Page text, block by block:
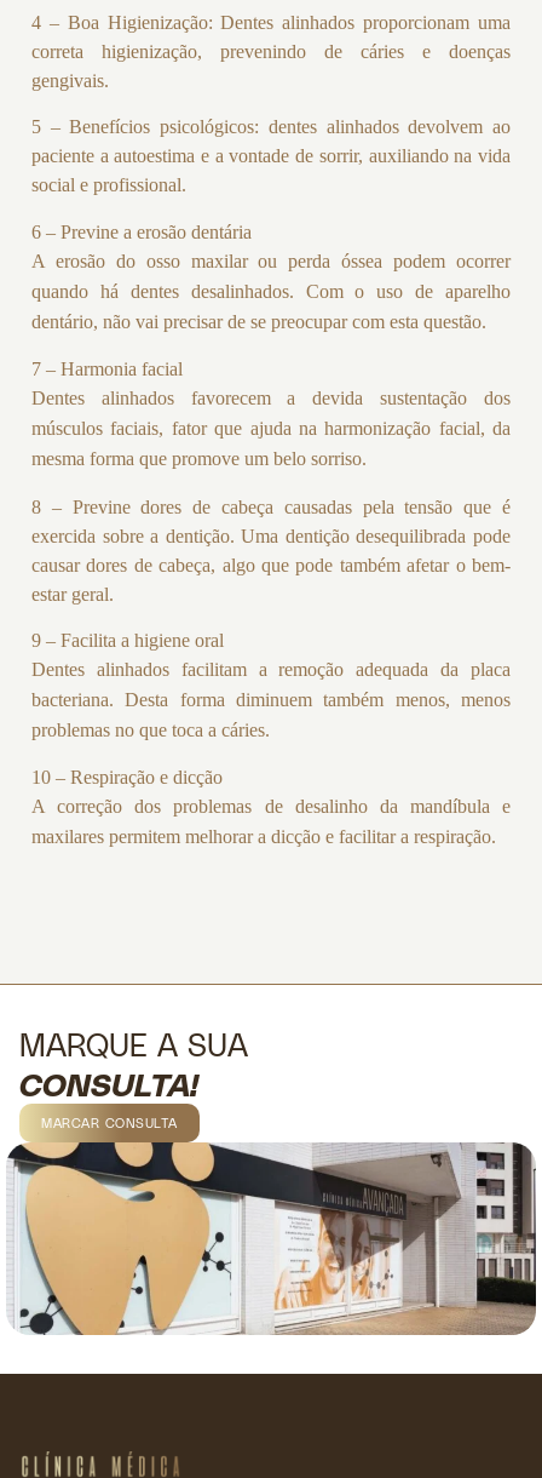
4 – Boa Higienização: Dentes alinhados proporcionam uma
correta higienização, prevenindo de cáries e doenças
gengivais.
5 – Benefícios psicológicos: dentes alinhados devolvem ao
paciente a autoestima e a vontade de sorrir, auxiliando na vida
social e profissional.
6 – Previne a erosão dentária
A erosão do osso maxilar ou perda óssea podem ocorrer
quando há dentes desalinhados. Com o uso de aparelho
dentário, não vai precisar de se preocupar com esta questão.
7 – Harmonia facial
Dentes alinhados favorecem a devida sustentação dos
músculos faciais, fator que ajuda na harmonização facial, da
mesma forma que promove um belo sorriso.
8 – Previne dores de cabeça causadas pela tensão que é
exercida sobre a dentição. Uma dentição desequilibrada pode
causar dores de cabeça, algo que pode também afetar o bem-
estar geral.
9 – Facilita a higiene oral
Dentes alinhados facilitam a remoção adequada da placa
bacteriana. Desta forma diminuem também menos, menos
problemas no que toca a cáries.
10 – Respiração e dicção
A correção dos problemas de desalinho da mandíbula e
maxilares permitem melhorar a dicção e facilitar a respiração.
MARQUE A SUA
CONSULTA!
MARCAR CONSULTA